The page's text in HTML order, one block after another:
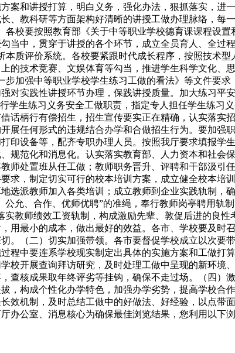
案和讲授打算，明白义务，强化办法，狠抓落实，
、教科研等方面架构好清晰的讲授工做办理脉络，
校要按照教育部《关于中等职业学校德育课课程设
当中，贯穿于讲授的各个环节，成立全员育人、全过
质评价系统。各校要紧跟时代成长程序，按照技术
的技术竞赛、文娱体育等勾当，推进学生科学文化
加强中等职业学校学生练习工做的看法》等文件要
对实践性讲授环节办理，保践讲授质量。加大练习
学生练习义务安全工做职责，指定专人担任学生练习
话柄行有偿招生，招生宣传要实正在精确，认实落
展任何形式的违规结合办学和合做招生行为。要加强
印设备等，配齐专职办理人员。按照我厅要求填报
规范化和消息化。认实落实教育部、人力资本和社
师处置班从任工做；教师职务晋升、评聘和干部汲
求，制定切实可行的校本培训方案，成立健全校本
选派教师加入各类培训；成立教师到企业实践轨制
允、合作、优师优聘”的准绳，奉行教师岗亭聘用轨
教师绩效工资轨制，构成激励先辈、敦促后进的良
用最小的成本，做出最好的效益。各市、学校要及时
。（二）切实加强带领。各市要督促学校成立以次
程中要连系学校现实制定出具体的实施方案和工做
校开展查询拜访研究，及时处理工做中呈现的新环
查核成果取年终评劣等挂钩，确保不走过场。（四
，构成个性化办学特色，加强办学劣势，提高学校合
效机制，及时总结工做中的好做法、好经验，以点
办公室、消息核心为确保最佳浏览结果，您利用以下